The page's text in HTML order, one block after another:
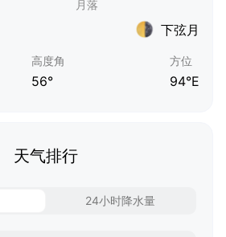
下弦月
高度角
56°
方位
94°E
天气排行
24小时降水量